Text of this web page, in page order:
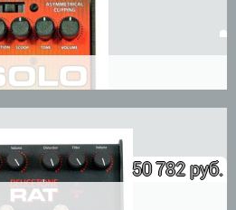
50 782 руб.